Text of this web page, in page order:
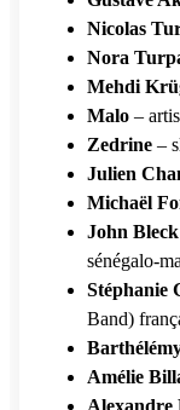
Nicolas
Nora
Mehdi
Malo –
Zedrine –
Julien
Michaël
John Bleck
sénégalo-
Stéphanie
Band)
Amélie
Alexandre